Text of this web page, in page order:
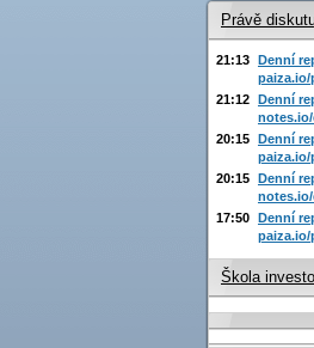
Právě
21:13 Denní
paiza.io/
21:12 Denní
notes.io/
20:15 Denní
paiza.io/
20:15 Denní
notes.io/
17:50 Denní
paiza.io/
Škola